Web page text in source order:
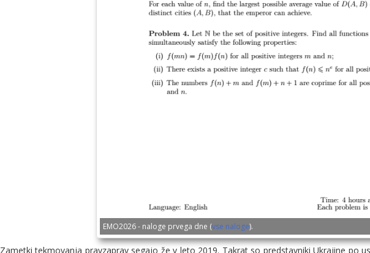
EMO2026 - naloge prvega dne (vse naloge).
Zametki tekmovanja pravzaprav segajo že v leto 2019. Takrat so predstavniki Ukrajine po